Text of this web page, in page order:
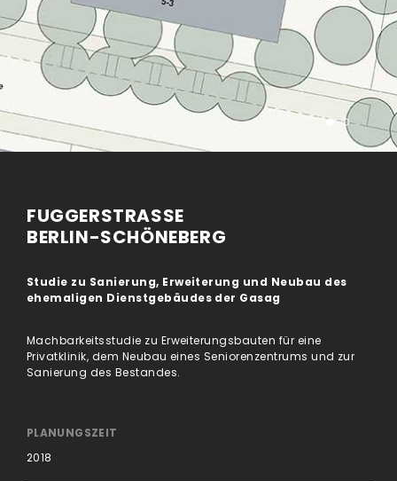
FUGGERSTRASSE
BERLIN-SCHÖNEBERG
Studie zu Sanierung, Erweiterung und Neubau des
ehemaligen Dienstgebäudes der Gasag
Machbarkeitsstudie zu Erweiterungsbauten für eine
Privatklinik, dem Neubau eines Seniorenzentrums und zur
Sanierung des Bestandes.
PLANUNGSZEIT
2018